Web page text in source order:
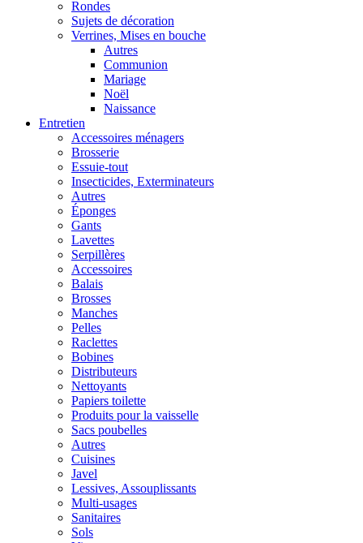
Rondes
Sujets de décoration
Verrines, Mises en bouche
Autres
Communion
Mariage
Noël
Naissance
Entretien
Accessoires ménagers
Brosserie
Essuie-tout
Insecticides, Exterminateurs
Autres
Éponges
Gants
Lavettes
Serpillères
Accessoires
Balais
Brosses
Manches
Pelles
Raclettes
Bobines
Distributeurs
Nettoyants
Papiers toilette
Produits pour la vaisselle
Sacs poubelles
Autres
Cuisines
Javel
Lessives, Assouplissants
Multi-usages
Sanitaires
Sols